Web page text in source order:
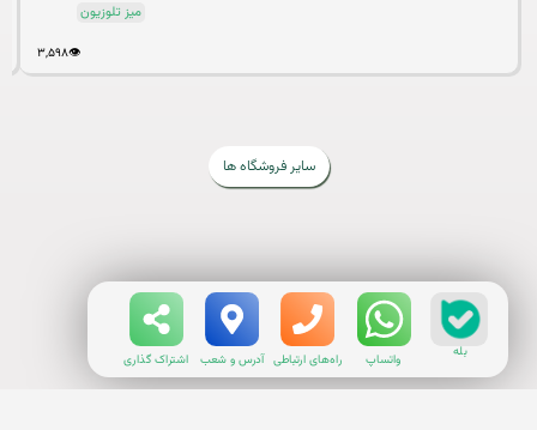
میز تلوزیون
۳,۵۹۸
سایر فروشگاه ها
واتساپ راه‌های ارتباطی آدرس و شعب اشتراک گذاری